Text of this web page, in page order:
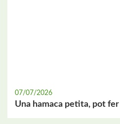
07/07/2026
Una hamaca petita, pot